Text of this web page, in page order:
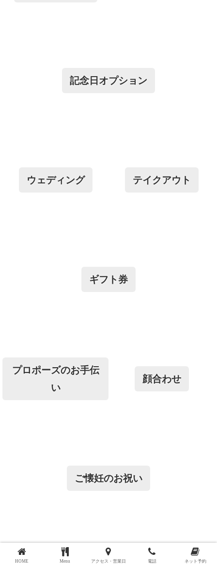
記念日オプション
ウェディング テイクアウト
ギフト券
プロポーズのお手伝
い
顔合わせ
ご懐妊のお祝い
HOME Menu アクセス・営業日 電話 ネット予約